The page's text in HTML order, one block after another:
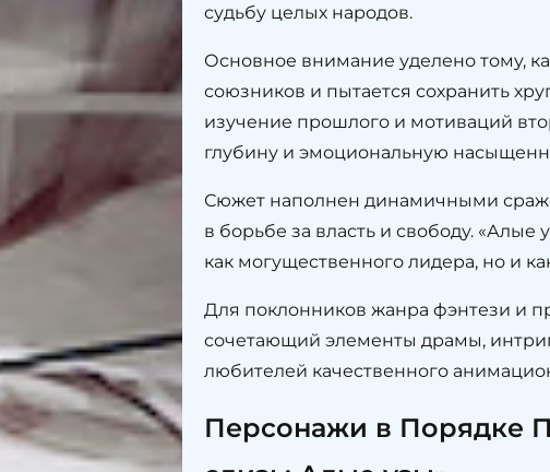
судьбу целых народов.
Основное внимание уделено тому,
союзников и пытается сохранить
изучение прошлого и мотиваций
глубину и эмоциональную
Сюжет наполнен динамичными
в борьбе за власть и свободу.
как могущественного лидера, но и
Для поклонников жанра фэнтези и
сочетающий элементы драмы,
любителей качественного
Персонажи в Порядке